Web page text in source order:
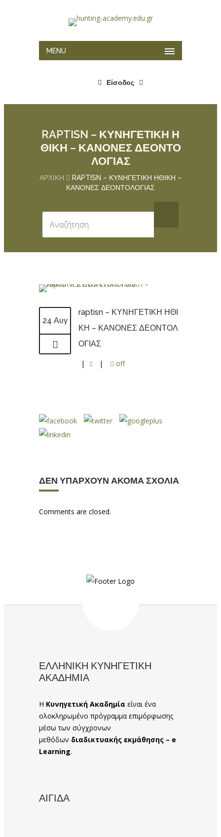
MENU
Είσοδος
RAPTISN – ΚΥΝΗΓΕΤΙΚΗ Η
ΘΙΚΗ – ΚΑΝΟΝΕΣ ΔΕΟΝΤΟ
ΛΟΓΙΑΣ
ΑΡΧΙΚΉ
RAPTISN – ΚΥΝΗΓΕΤΙΚΗ ΗΘΙΚΗ –
ΚΑΝΟΝΕΣ ΔΕΟΝΤΟΛΟΓΙΑΣ
24 Αυγ
raptisn – ΚΥΝΗΓΕΤΙΚΗ ΗΘΙ
ΚΗ – ΚΑΝΟΝΕΣ ΔΕΟΝΤΟΛ
ΟΓΙΑΣ
| | off
ΔΕΝ ΥΠΆΡΧΟΥΝ ΑΚΌΜΑ ΣΧΌΛΙΑ
Comments are closed.
ΕΛΛΗΝΙΚΗ ΚΥΝΗΓΕΤΙΚΗ
ΑΚΑΔΗΜΙΑ
Η Κυνηγετική Ακαδημία είναι ένα
ολοκληρωμένο πρόγραμμα επιμόρφωσης
μέσω των σύγχρονων
μεθόδων διαδικτυακής εκμάθησης – e
Learning.
ΑΙΓΙΔΑ